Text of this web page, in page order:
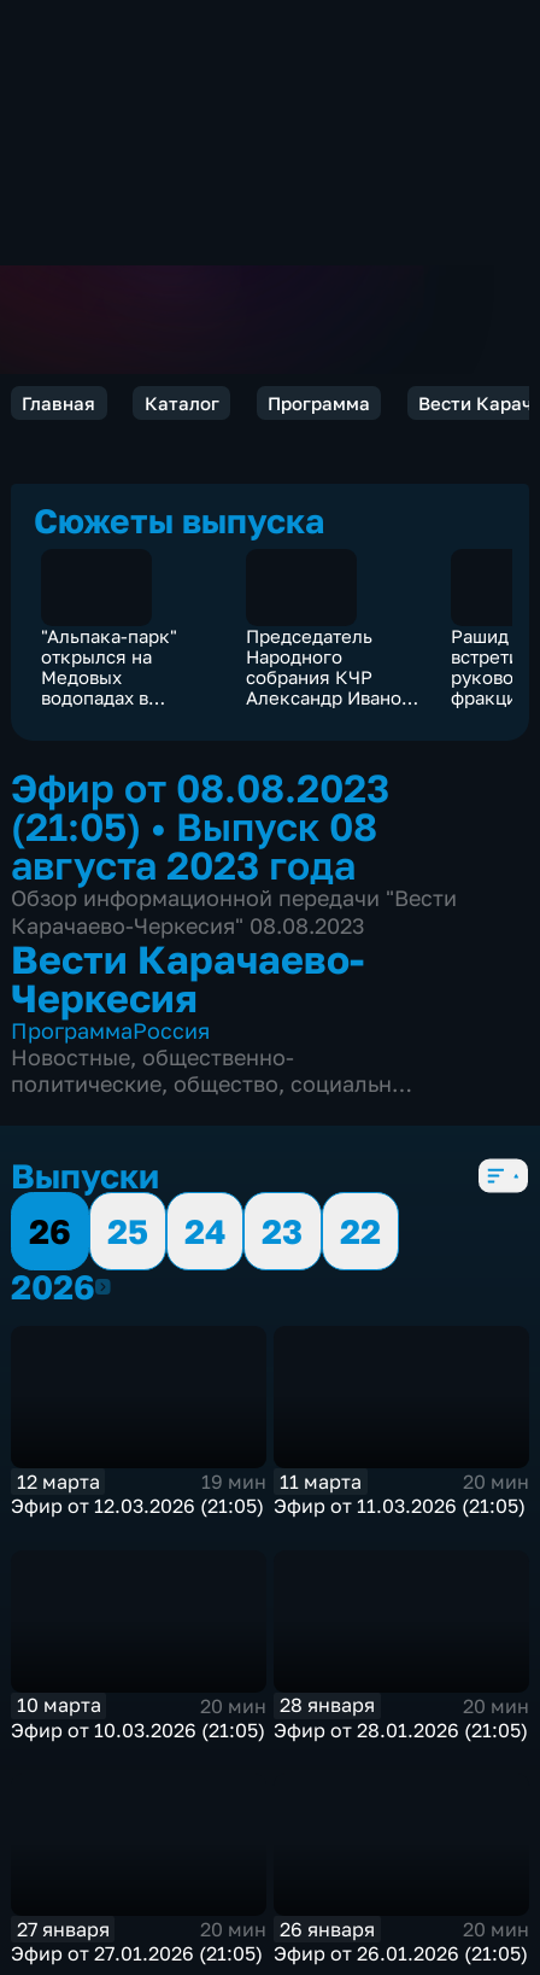
Главная Каталог Программа Вести
Сюжеты выпуска
"Альпака-парк"
открылся на
Медовых
водопадах в
Председатель
Народного
собрания КЧР
Александр Иванов
Рашид
фракции
Эфир от 08.08.2023
(21:05) • Выпуск 08
августа 2023 года
Обзор информационной передачи "Вести
Карачаево-Черкесия" 08.08.2023
Вести Карачаево-
Черкесия
ПрограммаРоссия
Новостные, общественно-
политические, общество, социально-
Выпуски
26
25 24 23
22
20262026
12 марта
19 мин
Эфир от 12.03.2026 (21:05)
11 марта
20 мин
Эфир от 11.03.2026 (21:05)
10 марта
20 мин
Эфир от 10.03.2026 (21:05)
28 января
20 мин
Эфир от 28.01.2026 (21:05)
27 января
20 мин
Эфир от 27.01.2026 (21:05)
26 января
20 мин
Эфир от 26.01.2026 (21:05)